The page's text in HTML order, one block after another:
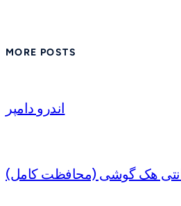
MORE POSTS
اندرو دامپر
هک گوشی (محافظت کامل)